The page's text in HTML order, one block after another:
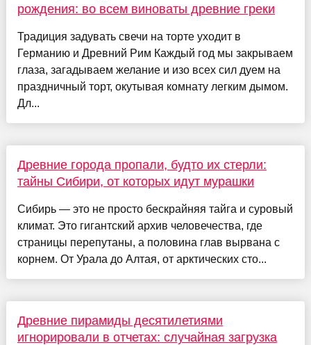
рождения: во всем виноваты древние греки
Традиция задувать свечи на торте уходит в
Германию и Древний Рим Каждый год мы закрываем
глаза, загадываем желание и изо всех сил дуем на
праздничный торт, окутывая комнату легким дымом.
Дл...
Древние города пропали, будто их стерли:
тайны Сибири, от которых идут мурашки
Сибирь — это не просто бескрайняя тайга и суровый
климат. Это гигантский архив человечества, где
страницы перепутаны, а половина глав вырвана с
корнем. От Урала до Алтая, от арктических сто...
Древние пирамиды десятилетиями
игнорировали в отчетах: случайная загрузка